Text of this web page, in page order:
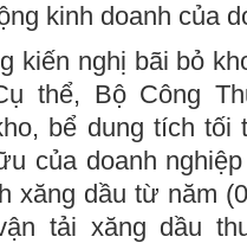
kinh doanh của
kiến nghị bãi bỏ
thể, Bộ Công
bể dung tích tối
của doanh
xăng dầu từ năm
tải xăng dầu